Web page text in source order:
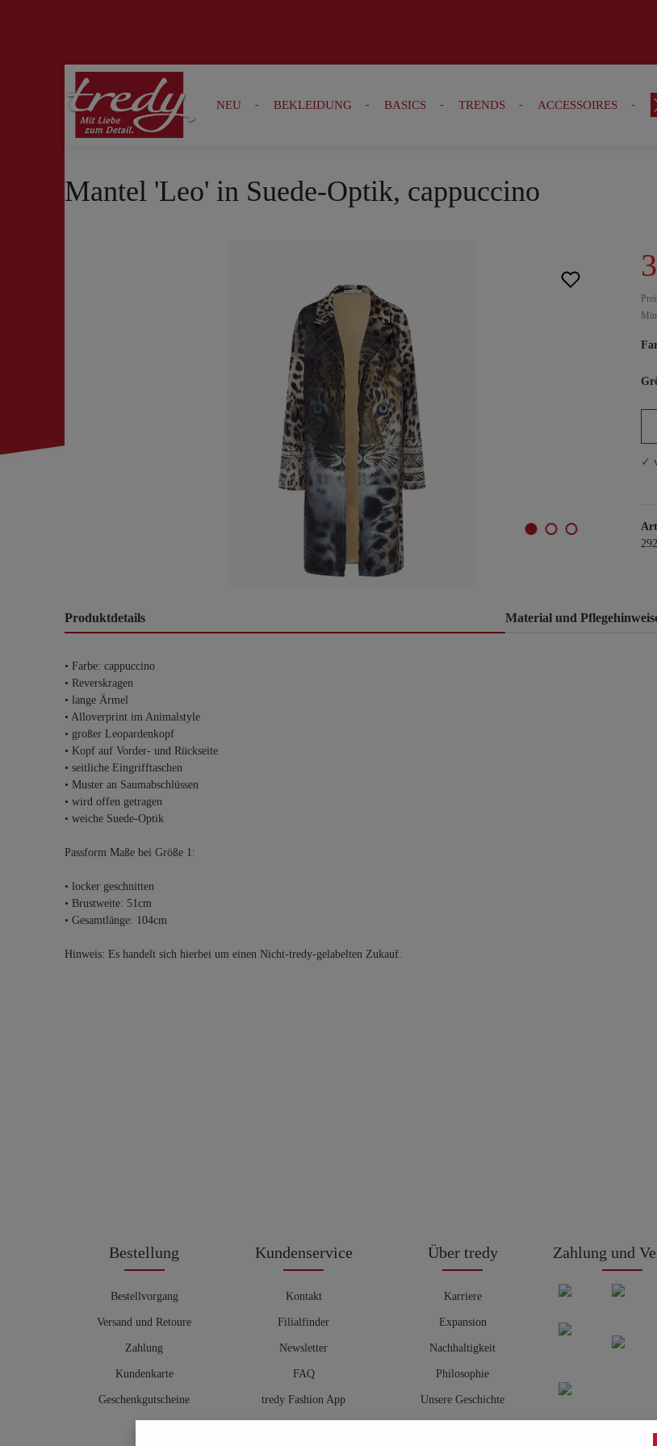
Zur Suche springen Zur Hauptnavigation springen
NEU BEKLEIDUNG BASICS TRENDS ACCESSOIRES
Mantel 'Leo' in Suede-Optik, cappuccino
✓
Produktdetails Material und
• Farbe: cappuccino
• Reverskragen
• lange Ärmel
• Alloverprint im Animalstyle
• großer Leopardenkopf
• Kopf auf Vorder- und Rückseite
• seitliche Eingrifftaschen
• Muster an Saumabschlüssen
• wird offen getragen
• weiche Suede-Optik
Passform Maße bei Größe 1:
• locker geschnitten
• Brustweite: 51cm
• Gesamtlänge: 104cm
Hinweis: Es handelt sich hierbei um einen Nicht-tredy-gelabelten Zukauf.
Bestellung
Bestellvorgang
Versand und Retoure
Zahlung
Kundenkarte
Geschenkgutscheine
Kundenservice
Kontakt
Filialfinder
Newsletter
FAQ
tredy Fashion App
Über tredy
Karriere
Expansion
Nachhaltigkeit
Philosophie
Unsere Geschichte
Zahlung und